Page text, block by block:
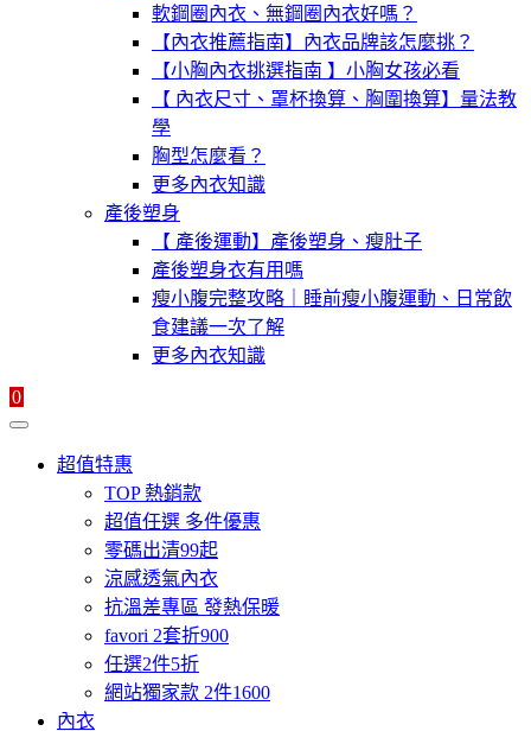
軟鋼圈內衣、無鋼圈內衣好嗎？
【內衣推薦指南】內衣品牌該怎麼挑？
【小胸內衣挑選指南 】小胸女孩必看
【 內衣尺寸、罩杯換算、胸圍換算】量法教
學
胸型怎麼看？
更多內衣知識
產後塑身
【 產後運動】產後塑身、瘦肚子
產後塑身衣有用嗎
瘦小腹完整攻略｜睡前瘦小腹運動、日常飲
食建議一次了解
更多內衣知識
0
超值特惠
TOP 熱銷款
超值任選 多件優惠
零碼出清99起
涼感透氣內衣
抗溫差專區 發熱保暖
favori 2套折900
任選2件5折
網站獨家款 2件1600
內衣